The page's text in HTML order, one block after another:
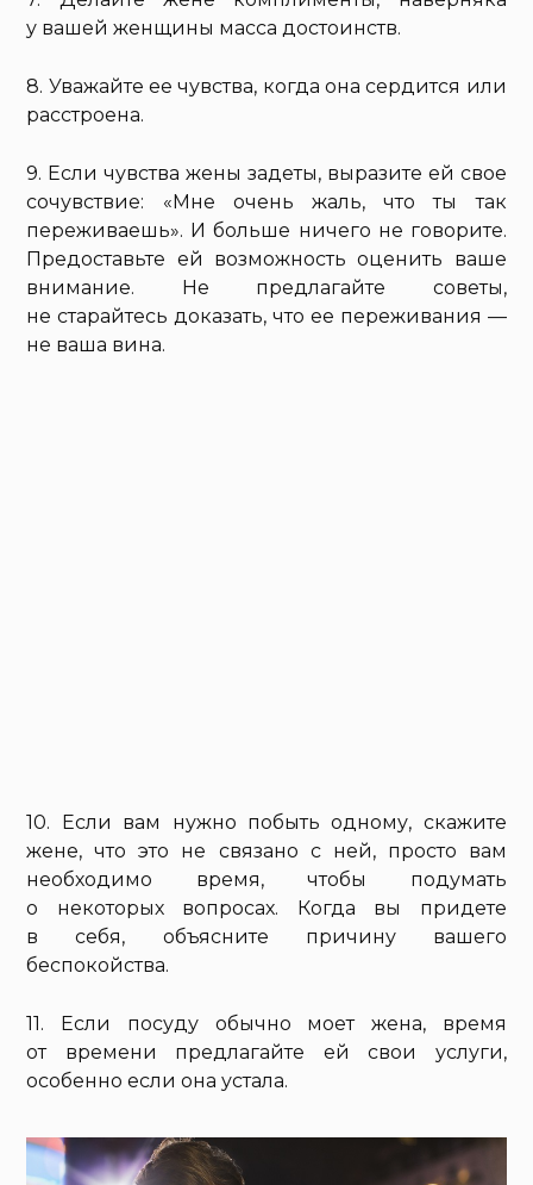
у вашей женщины масса достоинств.
8. Уважайте ее чувства, когда она сердится или
расстроена.
9. Если чувства жены задеты, выразите ей свое
сочувствие: «Мне очень жаль, что ты так
переживаешь». И больше ничего не говорите.
Предоставьте ей возможность оценить ваше
внимание. Не предлагайте советы,
не старайтесь доказать, что ее переживания —
не ваша вина.
10. Если вам нужно побыть одному, скажите
жене, что это не связано с ней, просто вам
необходимо время, чтобы подумать
о некоторых вопросах. Когда вы придете
в себя, объясните причину вашего
беспокойства.
11. Если посуду обычно моет жена, время
от времени предлагайте ей свои услуги,
особенно если она устала.